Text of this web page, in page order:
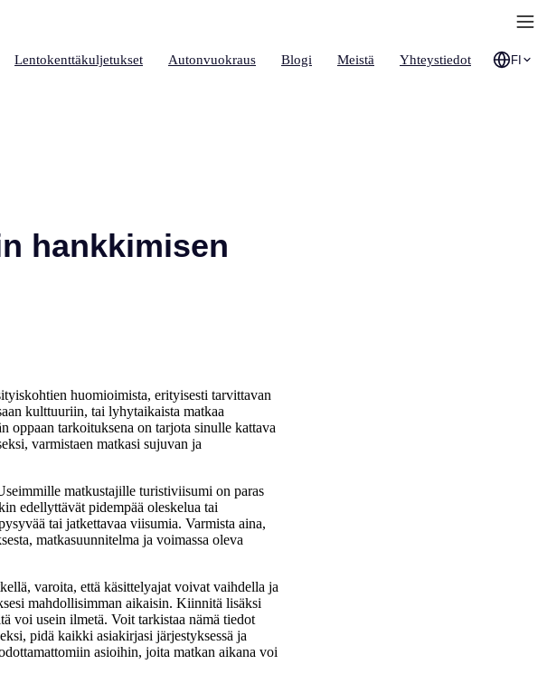
Lentokenttäkuljetukset Autonvuokraus Blogi Meistä Yhteystiedot FI
hankkimisen
huomioimista, erityisesti tarvittavan
kulttuuriin, tai lyhytaikaista matkaa
oppaan tarkoituksena on tarjota sinulle kattava
varmistaen matkasi sujuvan ja
matkustajille turistiviisumi on paras
edellyttävät pidempää oleskelua tai
tai jatkettavaa viisumia. Varmista aina,
matkasuunnitelma ja voimassa oleva
varoita, että käsittelyajat voivat vaihdella ja
mahdollisimman aikaisin. Kiinnitä lisäksi
voi usein ilmetä. Voit tarkistaa nämä tiedot
pidä kaikki asiakirjasi järjestyksessä ja
asioihin, joita matkan aikana voi